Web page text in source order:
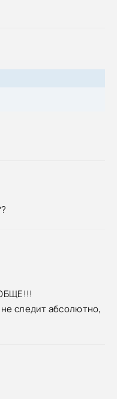
следит абсолютно,